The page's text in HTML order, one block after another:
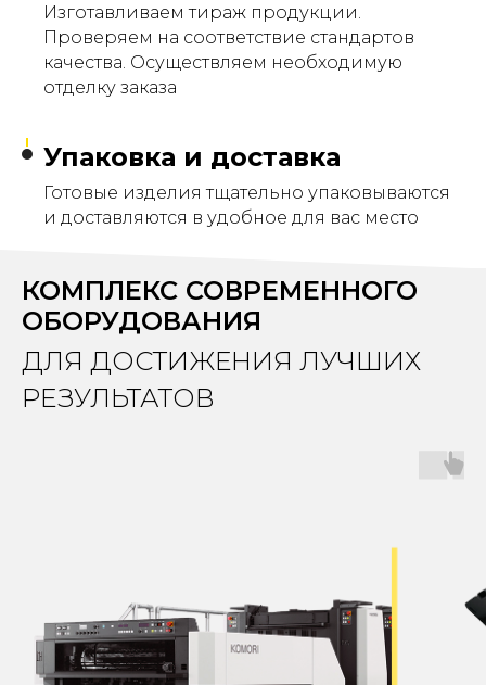
Изготавливаем тираж продукции.
Проверяем на соответствие стандартов
качества. Осуществляем необходимую
отделку заказа
Упаковка и доставка
Готовые изделия тщательно упаковываются
и доставляются в удобное для вас место
КОМПЛЕКС СОВРЕМЕННОГО
ОБОРУДОВАНИЯ
ДЛЯ ДОСТИЖЕНИЯ ЛУЧШИХ
РЕЗУЛЬТАТОВ